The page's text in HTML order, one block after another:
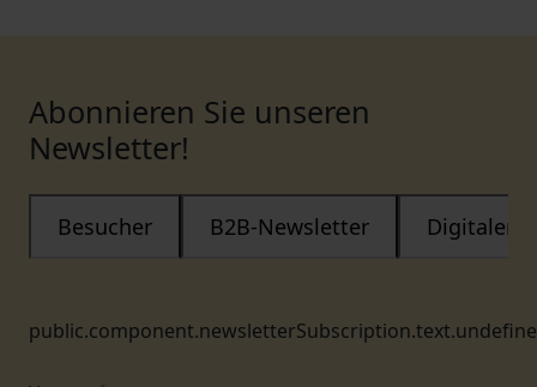
Abonnieren Sie unseren
Newsletter!
Besucher B2B-Newsletter Digitaler